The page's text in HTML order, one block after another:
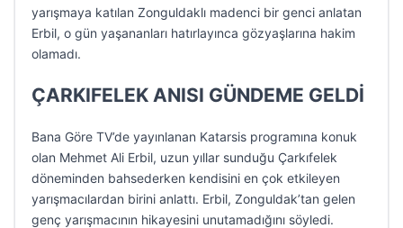
yarışmaya katılan Zonguldaklı madenci bir genci anlatan
Erbil, o gün yaşananları hatırlayınca gözyaşlarına hakim
olamadı.
ÇARKIFELEK ANISI GÜNDEME GELDİ
Bana Göre TV’de yayınlanan Katarsis programına konuk
olan Mehmet Ali Erbil, uzun yıllar sunduğu Çarkıfelek
döneminden bahsederken kendisini en çok etkileyen
yarışmacılardan birini anlattı. Erbil, Zonguldak’tan gelen
genç yarışmacının hikayesini unutamadığını söyledi.